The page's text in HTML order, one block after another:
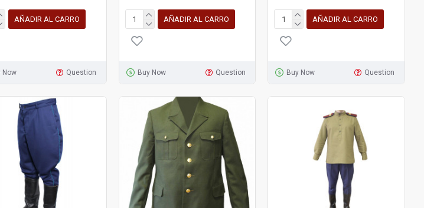
AÑADIR AL CARRO
Now Question
AÑADIR AL CARRO
Buy Now Question
AÑADIR AL CARRO
Buy Now Question